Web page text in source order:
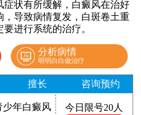
症状有所缓解，白癜风在治好
，导致病情复发，白斑卷土重
进行系统的治疗。
分析病情
明明白白做治疗
擅长 咨询预约
少年白癜风
今日限号20人